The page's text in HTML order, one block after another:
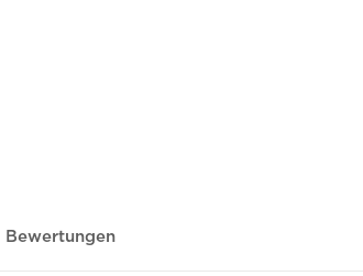
Bewertungen